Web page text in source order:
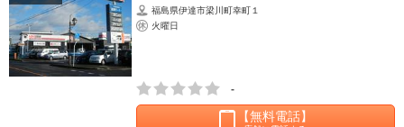
福島県伊達市梁川町幸町１
火曜日
-
【無料電話】